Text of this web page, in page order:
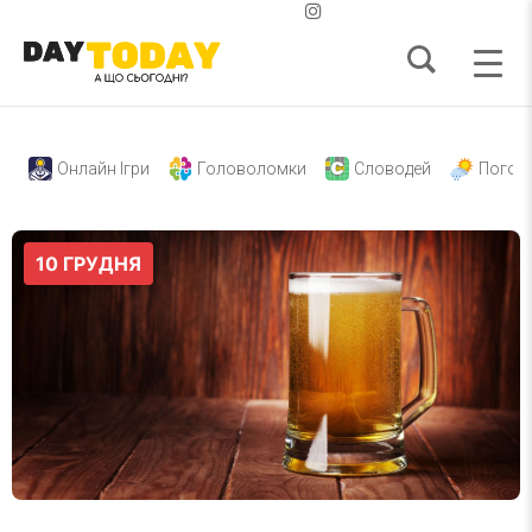
Онлайн Ігри Головоломки Словодей